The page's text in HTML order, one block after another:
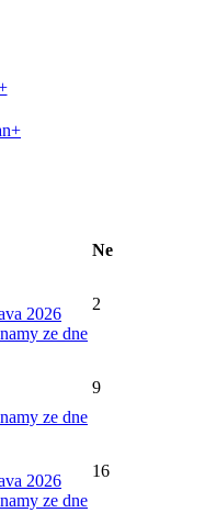
Ne
2026
ze dne
2
ze dne
9
2026
ze dne
16